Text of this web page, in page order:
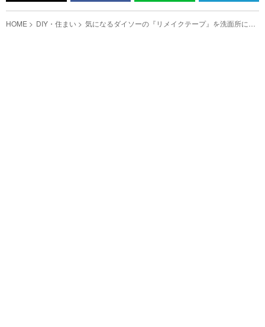
HOME DIY・住まい 気になるダイソーの『リメイクテープ』を洗面所に貼